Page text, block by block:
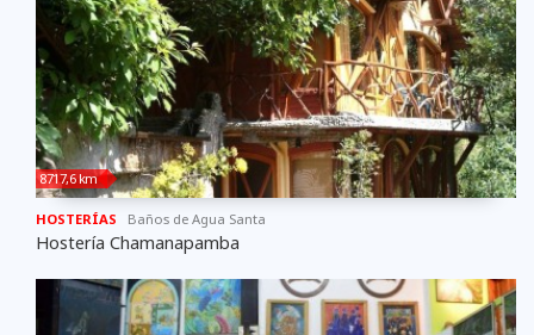
8717,6 km
HOSTERÍAS Baños de Agua Santa
Hostería Chamanapamba